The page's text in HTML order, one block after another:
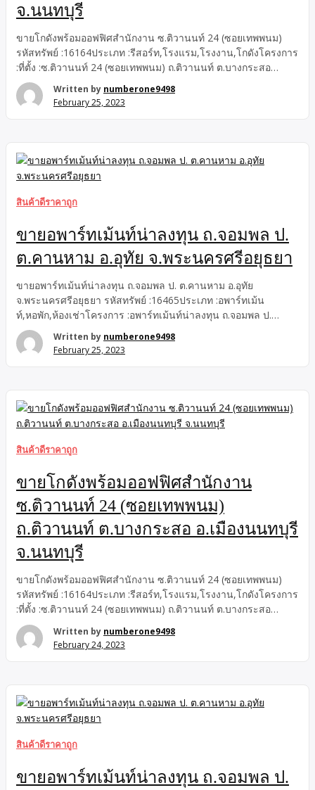
จ.นนทบุรี
ขายโกดังพร้อมออฟฟิศสำนักงาน ซ.ติวานนท์ 24 (ซอยเทพพนม)
รหัสทรัพย์ :16164ประเภท :รีสอร์ท,โรงแรม,โรงงาน,โกดังโครงการ
:ที่ตั้ง :ซ.ติวานนท์ 24 (ซอยเทพพนม) ถ.ติวานนท์ ต.บางกระสอ
อ.เมืองนนทบุรี จ.นนทบุรี ขายและให้เช่าโกดังพร้อมออฟฟิศ
สำนักงาน เนื้อที่ 301 ตร.ว. มี 6 ห้องนอน 8 ห้องน้ำ จอดรถได้หลาย
คัน แถมแอร์ 1 ตัว โดยแบ่งเป็นห้องออฟฟิศ 4 ห้อง แบ่งเป็น 2 ฝั่ง ฝั่ง
จากปากซอยติวานนท์ 24 (ซอยเทพพนม) เพียง 600 เมตร และห่าง
จากปากซอยทานสัมฤทธิ์ […]
Written by numberone9498
February 25, 2023
สินค้าดีราคาถูก
ขายอพาร์ทเม้นท์น่าลงทุน ถ.จอมพล ป.
ต.คานหาม อ.อุทัย จ.พระนครศรีอยุธยา
ขายอพาร์ทเม้นท์น่าลงทุน ถ.จอมพล ป. ต.คานหาม อ.อุทัย
จ.พระนครศรีอยุธยา รหัสทรัพย์ :16465ประเภท :อพาร์ทเม้น
ท์,หอพัก,ห้องเช่าโครงการ :อพาร์ทเม้นท์น่าลงทุน ถ.จอมพล ป.
จ.พระนครศรีอยุธยาที่ตั้ง :ซ.ตะวันสีทอง ถ.จอมพล ป. ต.คานหาม
อ.อุทัย จ.พระนครศรีอยุธยา ขายอพาร์ทเม้นท์ 6 ชั้น เนื้อที่ 62 ตร.ว.
พื้นที่ใช้สอย 480 ตร.ม. 56 ห้องนอน 55 ห้องน้ำ พื้นปูด้วยกระเบื้อง
พาร์ทเม้นใช้ระบบคีย์การ์ดในการเข้า-ออก เหมาะสำหรับซื้อไว้เพื่อ
การลงทุนให้คนเช่า ทำเลดี การเดินทางสะดวกใกล้นิคม
อุตสาหกรรมโรจนะ เทสโก้โลตัสโรจนะ สี่แยกอุทัย เมกกะโฮม โรง
พยาบาลราชธานี (อพาร์ทเม้นท์น่าลงทุน) สนใจติดต่อ : บริษัท
Written by numberone9498
February 25, 2023
สินค้าดีราคาถูก
ขายโกดังพร้อมออฟฟิศสำนักงาน
ซ.ติวานนท์ 24 (ซอยเทพพนม)
ถ.ติวานนท์ ต.บางกระสอ อ.เมืองนนทบุรี
จ.นนทบุรี
ขายโกดังพร้อมออฟฟิศสำนักงาน ซ.ติวานนท์ 24 (ซอยเทพพนม)
รหัสทรัพย์ :16164ประเภท :รีสอร์ท,โรงแรม,โรงงาน,โกดังโครงการ
:ที่ตั้ง :ซ.ติวานนท์ 24 (ซอยเทพพนม) ถ.ติวานนท์ ต.บางกระสอ
อ.เมืองนนทบุรี จ.นนทบุรี ขายและให้เช่าโกดังพร้อมออฟฟิศ
สำนักงาน เนื้อที่ 301 ตร.ว. มี 6 ห้องนอน 8 ห้องน้ำ จอดรถได้หลาย
คัน แถมแอร์ 1 ตัว โดยแบ่งเป็นห้องออฟฟิศ 4 ห้อง แบ่งเป็น 2 ฝั่ง ฝั่ง
จากปากซอยติวานนท์ 24 (ซอยเทพพนม) เพียง 600 เมตร และห่าง
จากปากซอยทานสัมฤทธิ์ […]
Written by numberone9498
February 24, 2023
สินค้าดีราคาถูก
ขายอพาร์ทเม้นท์น่าลงทุน ถ.จอมพล ป.